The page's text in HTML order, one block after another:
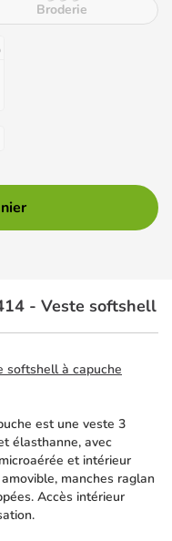
Broderie
softshell à capuche
est une veste 3
élasthanne, avec
et intérieur
manches raglan
Accès intérieur